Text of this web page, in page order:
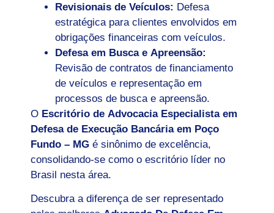
Revisionais de Veículos: Defesa
estratégica para clientes envolvidos em
obrigações financeiras com veículos.
Defesa em Busca e Apreensão:
Revisão de contratos de financiamento
de veículos e representação em
processos de busca e apreensão.
O Escritório de Advocacia Especialista em
Defesa de Execução Bancária em Poço
Fundo – MG é sinônimo de excelência,
consolidando-se como o escritório líder no
Brasil nesta área.
Descubra a diferença de ser representado